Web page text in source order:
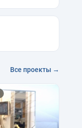
Все проекты →